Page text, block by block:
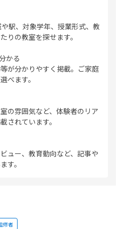
駅、対象学年、授業形式、教
りの教室を探せます。
かる
が分かりやすく掲載。ご家庭
べます。
の雰囲気など、体験者のリア
されています。
ュー、教育動向など、記事や
す。
修者